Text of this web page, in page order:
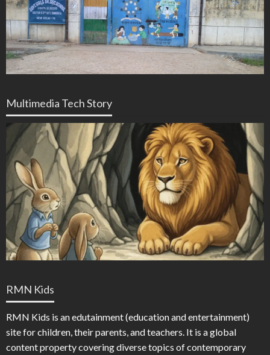
Multimedia Tech Story
RMN Kids
RMN Kids is an edutainment (education and entertainment)
site for children, their parents, and teachers. It is a global
content property covering diverse topics of contemporary